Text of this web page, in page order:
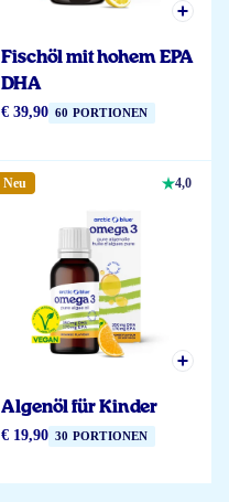
Fischöl mit hohem EPA
DHA
€ 39,90 60 PORTIONEN
Neu 4,0
Algenöl für Kinder
€ 19,90 30 PORTIONEN